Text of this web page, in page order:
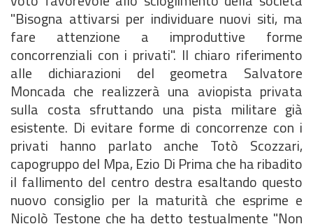
"Bisogna attivarsi per individuare nuovi siti, ma
fare attenzione a improduttive forme
concorrenziali con i privati". Il chiaro riferimento
alle dichiarazioni del geometra Salvatore
Moncada che realizzerà una aviopista privata
sulla costa sfruttando una pista militare già
esistente. Di evitare forme di concorrenze con i
privati hanno parlato anche Totò Scozzari,
capogruppo del Mpa, Ezio Di Prima che ha ribadito
il fallimento del centro destra esaltando questo
nuovo consiglio per la maturità che esprime e
Nicolò Testone che ha detto testualmente "Non